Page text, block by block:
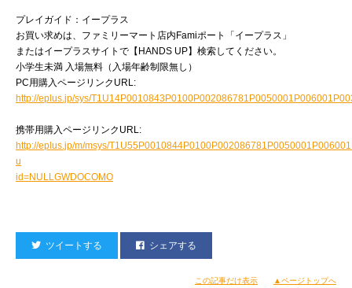
プレイガイド：イープラス
お買い求めは、ファミリーマート店内Famiポート「イープラス」
またはイープラスサイトで【HANDS UP】検索してください。
小学生未満 入場無料（入場年齢制限無し）
PC用購入ページリンクURL:
http://eplus.jp/sys/
携帯用購入ページリンクURL:
http://eplus.jp/m/msys/
u
id=NULLGWDOCOMO
ツイートする シェアする
この記事だけ表示 ▲ページトップへ